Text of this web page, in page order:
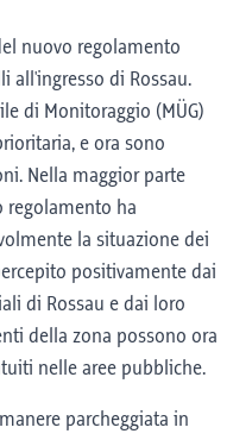
nuovo regolamento
all'ingresso di Rossau.
di Monitoraggio (MÜG)
e ora sono
Nella maggior parte
regolamento ha
la situazione dei
positivamente dai
di Rossau e dai loro
della zona possono ora
nelle aree pubbliche.
parcheggiata in